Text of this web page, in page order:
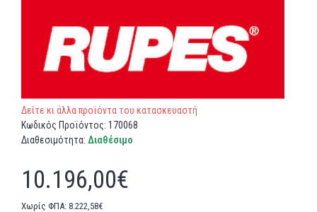
Δείτε κι άλλα προϊόντα του κατασκευαστή
Κωδικός Προϊόντος: 170068
Διαθεσιμότητα: Διαθέσιμο
10.196,00€
Χωρίς ΦΠΑ: 8.222,58€